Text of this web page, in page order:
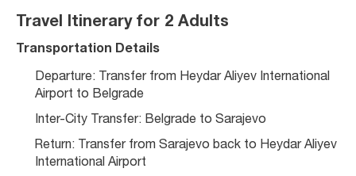
Travel Itinerary for 2 Adults
Transportation Details
Departure: Transfer from Heydar Aliyev International
Airport to Belgrade
Inter-City Transfer: Belgrade to Sarajevo
Return: Transfer from Sarajevo back to Heydar Aliyev
International Airport